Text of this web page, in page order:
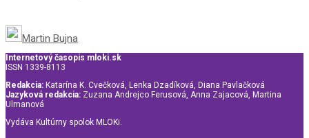
Martin Bujna
Internetový časopis mloki.sk
ISSN 1339-8113
Redakcia: Katarína K. Cvečková, Lenka Dzadíková, Diana Pavlačková
Jazyková redakcia: Zuzana Andrejco Ferusová, Anna Zajacová, Martina
Ulmanová
Vydáva Kultúrny spolok MLOKi.